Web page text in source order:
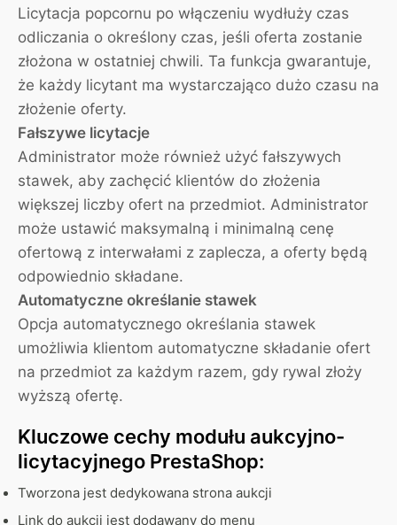
Licytacja popcornu po włączeniu wydłuży czas
odliczania o określony czas, jeśli oferta zostanie
złożona w ostatniej chwili. Ta funkcja gwarantuje,
że każdy licytant ma wystarczająco dużo czasu na
złożenie oferty.
Fałszywe licytacje
Administrator może również użyć fałszywych
stawek, aby zachęcić klientów do złożenia
większej liczby ofert na przedmiot. Administrator
może ustawić maksymalną i minimalną cenę
ofertową z interwałami z zaplecza, a oferty będą
odpowiednio składane.
Automatyczne określanie stawek
Opcja automatycznego określania stawek
umożliwia klientom automatyczne składanie ofert
na przedmiot za każdym razem, gdy rywal złoży
wyższą ofertę.
Kluczowe cechy modułu aukcyjno-
licytacyjnego PrestaShop:
Tworzona jest dedykowana strona aukcji
Link do aukcji jest dodawany do menu